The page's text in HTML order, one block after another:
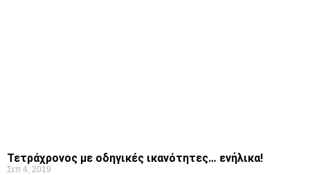
Τετράχρονος με οδηγικές ικανότητες… ενήλικα!
Σεπ 4, 2019